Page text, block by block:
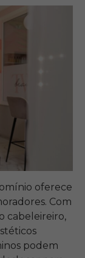
oferece
Com
cabeleireiro,
podem